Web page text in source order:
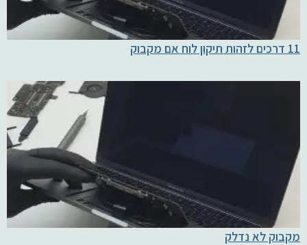
11 דרכים לזהות תיקון לוח אם מקבוק
מקבוק לא נדלק